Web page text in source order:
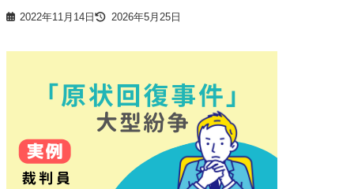
2022年11月14日 2026年5月25日